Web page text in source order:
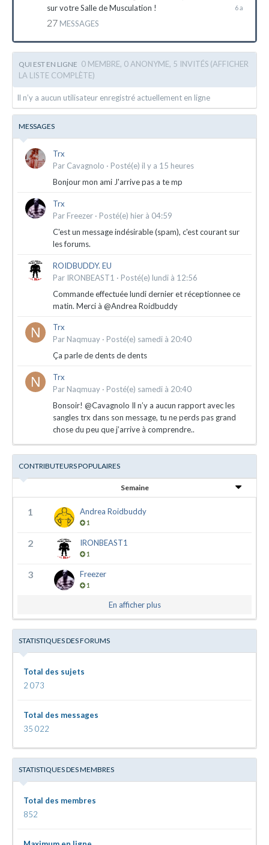
sur votre Salle de Musculation !
27 MESSAGES
26
QUI EST EN LIGNE 0 MEMBRE, 0 ANONYME, 5 INVITÉS (AFFICHER
LA LISTE COMPLÈTE)
Il n’y a aucun utilisateur enregistré actuellement en ligne
MESSAGES
Trx
Par Cavagnolo · Posté(e) il y a 15 heures
Bonjour mon ami J'arrive pas a te mp
Trx
Par Freezer · Posté(e) hier à 04:59
C'est un message indésirable (spam), c'est courant sur
les forums.
ROIDBUDDY. EU
Par IRONBEAST1 · Posté(e) lundi à 12:56
Commande effectuée lundi dernier et réceptionnee ce
matin. Merci à @Andrea Roidbuddy
Trx
Par Naqmuay · Posté(e) samedi à 20:40
Ça parle de dents de dents
Trx
Par Naqmuay · Posté(e) samedi à 20:40
Bonsoir! @Cavagnolo Il n’y a aucun rapport avec les
sangles trx dans son message, tu ne perds pas grand
chose du peu que j’arrive à comprendre..
CONTRIBUTEURS POPULAIRES
Semaine
1 Andrea Roidbuddy
1
2 IRONBEAST1
1
3 Freezer
1
En afficher plus
STATISTIQUES DES FORUMS
Total des sujets
2 073
Total des messages
35 022
STATISTIQUES DES MEMBRES
Total des membres
852